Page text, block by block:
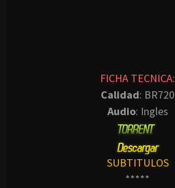
FICHA TECNICA:
Calidad: BR720
Audio: Ingles
SUBTITULOS
*****